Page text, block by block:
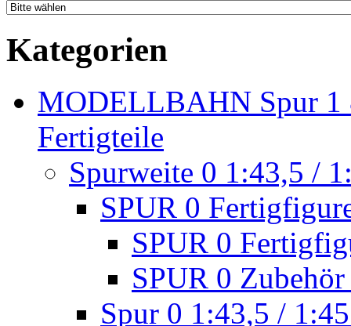
Kategorien
MODELLBAHN Spur 1
Fertigteile
Spurweite 0 1:43,5 /
SPUR 0
SPUR 0
SPUR 0
Spur 0 1:43,5 /